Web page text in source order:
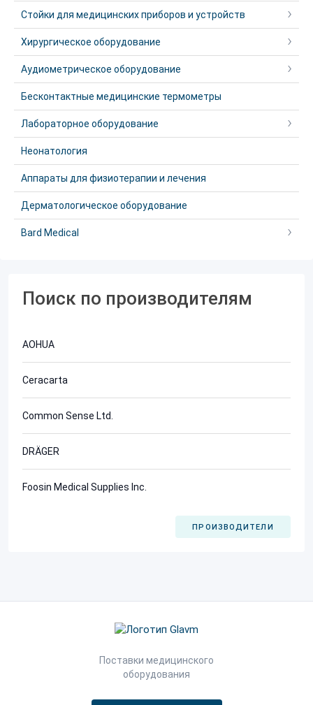
Стойки для медицинских приборов и устройств
Хирургическое оборудование
Аудиометрическое оборудование
Бесконтактные медицинские термометры
Лабораторное оборудование
Неонатология
Аппараты для физиотерапии и лечения
Дерматологическое оборудование
Bard Medical
Поиск по производителям
AOHUA
Ceracarta
Common Sense Ltd.
DRÄGER
Foosin Medical Supplies Inc.
ПРОИЗВОДИТЕЛИ
Поставки медицинского
оборудования